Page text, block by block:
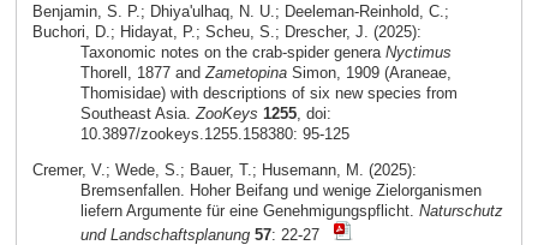
Benjamin, S. P.; Dhiya'ulhaq, N. U.; Deeleman-Reinhold, C.;
Buchori, D.; Hidayat, P.; Scheu, S.; Drescher, J. (2025):
Taxonomic notes on the crab-spider genera Nyctimus
Thorell, 1877 and ZametopinaSimon, 1909 (Araneae,
Thomisidae) with descriptions of six new species from
Southeast Asia. ZooKeys 1255, doi:
10.3897/zookeys.1255.158380: 95-125
Cremer, V.; Wede, S.; Bauer, T.; Husemann, M. (2025):
Bremsenfallen. Hoher Beifang und wenige Zielorganismen
liefern Argumente für eine Genehmigungspflicht. Naturschutz
und Landschaftsplanung 57: 22-27